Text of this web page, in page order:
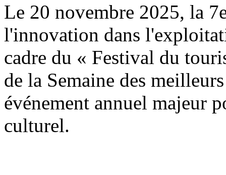
Le 20 novembre 2025, la
l'innovation dans
cadre du « Festival du
de la Semaine des
événement annuel majeur
culturel.